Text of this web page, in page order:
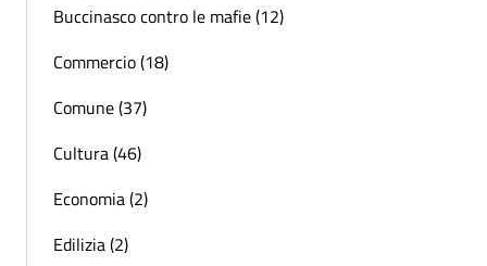
Buccinasco contro le mafie (12)
Commercio (18)
Comune (37)
Cultura (46)
Economia (2)
Edilizia (2)